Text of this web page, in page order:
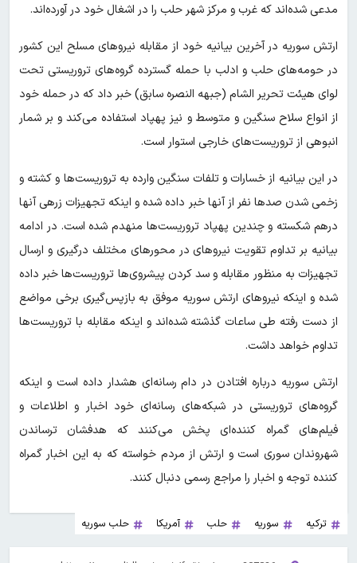
مدعی شده‌اند که غرب و مرکز شهر حلب را در اشغال خود در آورده‌اند.
ارتش سوریه در آخرین بیانیه خود از مقابله نیروهای مسلح این کشور
در حومه‌های حلب و ادلب با حمله گسترده گروه‌های تروریستی تحت
لوای هیئت تحریر الشام (جبهه النصره سابق) خبر داد که در حمله خود
از انواع سلاح سنگین و متوسط و نیز پهپاد استفاده می‌کند و بر شمار
انبوهی از تروریست‌های خارجی استوار است.
در این بیانیه از خسارات و تلفات سنگین وارده به تروریست‌ها و کشته و
زخمی شدن صدها نفر از آنها خبر داده شده و اینکه تجهیزات زرهی آنها
درهم شکسته و چندین پهپاد تروریست‌ها منهدم شده است. در ادامه
بیانیه بر تداوم تقویت نیروهای در محورهای مختلف درگیری و ارسال
تجهیزات به منظور مقابله و سد کردن پیشروی‌ها تروریست‌ها خبر داده
شده و اینکه نیروهای ارتش سوریه موفق به بازپس‌گیری برخی مواضع
از دست رفته طی ساعات گذشته شده‌اند و اینکه مقابله با تروریست‌ها
تداوم خواهد داشت.
ارتش سوریه درباره افتادن در دام رسانه‌ای هشدار داده است و اینکه
گروه‌های تروریستی در شبکه‌های رسانه‌ای خود اخبار و اطلاعات و
فیلم‌های گمراه کننده‌ای پخش می‌کنند که هدفشان ترساندن
شهروندان سوری است و ارتش از مردم خواسته که به این اخبار گمراه
کننده توجه و اخبار را مراجع رسمی دنبال کنند.
ترکیه سوریه حلب آمریکا حلب سوریه